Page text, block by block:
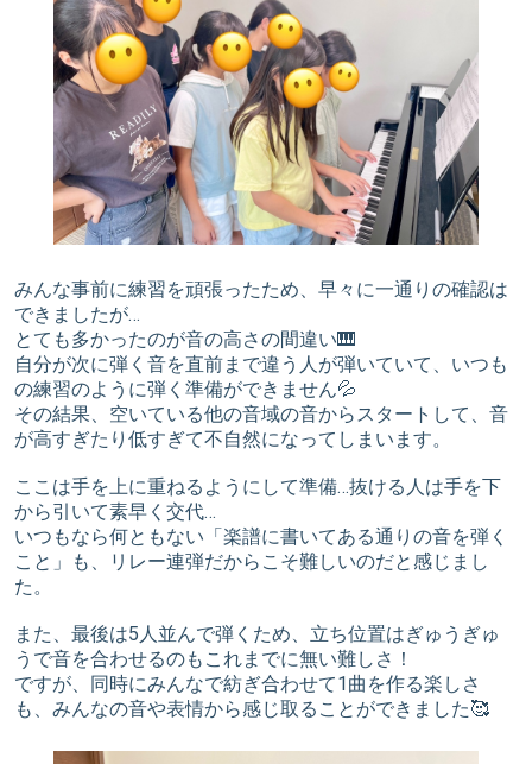
みんな事前に練習を頑張ったため、早々に一通りの確認は
できましたが…
とても多かったのが音の高さの間違い🎹
自分が次に弾く音を直前まで違う人が弾いていて、いつも
の練習のように弾く準備ができません💦
その結果、空いている他の音域の音からスタートして、音
が高すぎたり低すぎて不自然になってしまいます。
ここは手を上に重ねるようにして準備…抜ける人は手を下
から引いて素早く交代…
いつもなら何ともない「楽譜に書いてある通りの音を弾く
こと」も、リレー連弾だからこそ難しいのだと感じまし
た。
また、最後は5人並んで弾くため、立ち位置はぎゅうぎゅ
うで音を合わせるのもこれまでに無い難しさ！
ですが、同時にみんなで紡ぎ合わせて1曲を作る楽しさ
も、みんなの音や表情から感じ取ることができました🥰